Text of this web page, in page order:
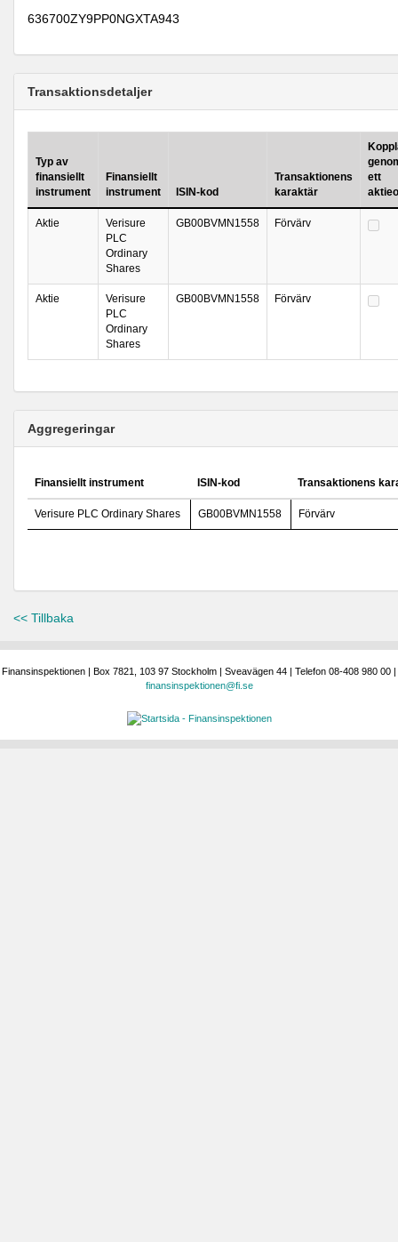
636700ZY9PP0NGXTA943
Transaktionsdetaljer
Typ av
finansiellt
instrument
Finansiellt
instrument
ISIN-kod
Transaktionens
karaktär
ett
Aktie
Verisure
PLC
Ordinary
Shares
GB00BVMN1558 Förvärv
Aktie
Verisure
PLC
Ordinary
Shares
GB00BVMN1558 Förvärv
Aggregeringar
Finansiellt instrument ISIN-kod Transaktionens
Verisure PLC Ordinary Shares GB00BVMN1558 Förvärv
<< Tillbaka
Finansinspektionen | Box 7821, 103 97 Stockholm | Sveavägen 44 | Telefon 08-408 980 00 |
finansinspektionen@fi.se